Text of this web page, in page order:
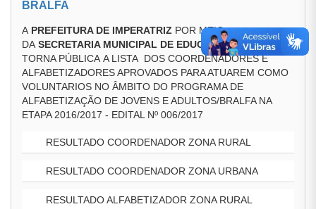
BRALFA
A PREFEITURA DE IMPERATRIZ POR MEIO
DA SECRETARIA MUNICIPAL DE EDUCAÇÃO (SEMED)
TORNA PÚBLICA A LISTA DOS COORDENADORES E
ALFABETIZADORES APROVADOS PARA ATUAREM COMO
VOLUNTARIOS NO ÂMBITO DO PROGRAMA DE
ALFABETIZAÇÃO DE JOVENS E ADULTOS/BRALFA NA
ETAPA 2016/2017 - EDITAL Nº 006/2017
RESULTADO COORDENADOR ZONA RURAL
RESULTADO COORDENADOR ZONA URBANA
RESULTADO ALFABETIZADOR ZONA RURAL